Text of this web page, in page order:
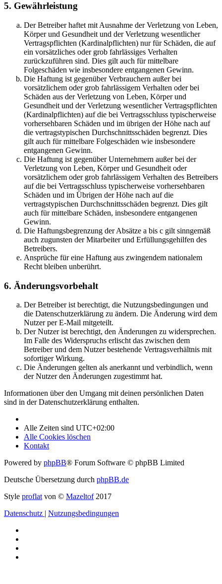
5. Gewährleistung
Der Betreiber haftet mit Ausnahme der Verletzung von Leben,
Körper und Gesundheit und der Verletzung wesentlicher
Vertragspflichten (Kardinalpflichten) nur für Schäden, die auf
ein vorsätzliches oder grob fahrlässiges Verhalten
zurückzuführen sind. Dies gilt auch für mittelbare
Folgeschäden wie insbesondere entgangenen Gewinn.
Die Haftung ist gegenüber Verbrauchern außer bei
vorsätzlichem oder grob fahrlässigem Verhalten oder bei
Schäden aus der Verletzung von Leben, Körper und
Gesundheit und der Verletzung wesentlicher Vertragspflichten
(Kardinalpflichten) auf die bei Vertragsschluss typischerweise
vorhersehbaren Schäden und im übrigen der Höhe nach auf
die vertragstypischen Durchschnittsschäden begrenzt. Dies
gilt auch für mittelbare Folgeschäden wie insbesondere
entgangenen Gewinn.
Die Haftung ist gegenüber Unternehmern außer bei der
Verletzung von Leben, Körper und Gesundheit oder
vorsätzlichem oder grob fahrlässigem Verhalten des Betreibers
auf die bei Vertragsschluss typischerweise vorhersehbaren
Schäden und im Übrigen der Höhe nach auf die
vertragstypischen Durchschnittsschäden begrenzt. Dies gilt
auch für mittelbare Schäden, insbesondere entgangenen
Gewinn.
Die Haftungsbegrenzung der Absätze a bis c gilt sinngemäß
auch zugunsten der Mitarbeiter und Erfüllungsgehilfen des
Betreibers.
Ansprüche für eine Haftung aus zwingendem nationalem
Recht bleiben unberührt.
6. Änderungsvorbehalt
Der Betreiber ist berechtigt, die Nutzungsbedingungen und
die Datenschutzerklärung zu ändern. Die Änderung wird dem
Nutzer per E-Mail mitgeteilt.
Der Nutzer ist berechtigt, den Änderungen zu widersprechen.
Im Falle des Widerspruchs erlischt das zwischen dem
Betreiber und dem Nutzer bestehende Vertragsverhältnis mit
sofortiger Wirkung.
Die Änderungen gelten als anerkannt und verbindlich, wenn
der Nutzer den Änderungen zugestimmt hat.
Informationen über den Umgang mit deinen persönlichen Daten
sind in der Datenschutzerklärung enthalten.
Alle Zeiten sind UTC+02:00
Alle Cookies löschen
Kontakt
Powered by phpBB® Forum Software © phpBB Limited
Deutsche Übersetzung durch phpBB.de
Style proflat von © Mazeltof2017
Datenschutz | Nutzungsbedingungen